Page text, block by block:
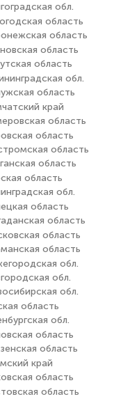
обл.
область
область
область
область
обл.
область
край
область
область
область
область
область
обл.
область
область
область
область
обл.
обл.
обл.
область
обл.
область
область
край
область
область